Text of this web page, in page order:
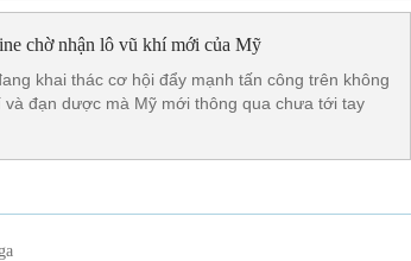
chờ nhận lô vũ khí mới của Mỹ
khai thác cơ hội đẩy mạnh tấn công trên không
đạn dược mà Mỹ mới thông qua chưa tới tay